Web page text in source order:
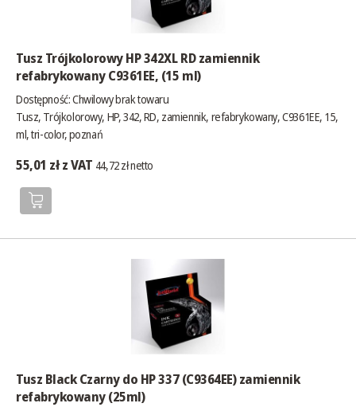
Tusz Trójkolorowy HP 342XL RD zamiennik
refabrykowany C9361EE, (15 ml)
Dostępność:Chwilowy brak towaru
Tusz, Trójkolorowy, HP, 342, RD, zamiennik, refabrykowany, C9361EE, 15,
ml, tri-color, poznań
55,01 zł z VAT 44,72 zł netto
Tusz Black Czarny do HP 337 (C9364EE) zamiennik
refabrykowany (25ml)